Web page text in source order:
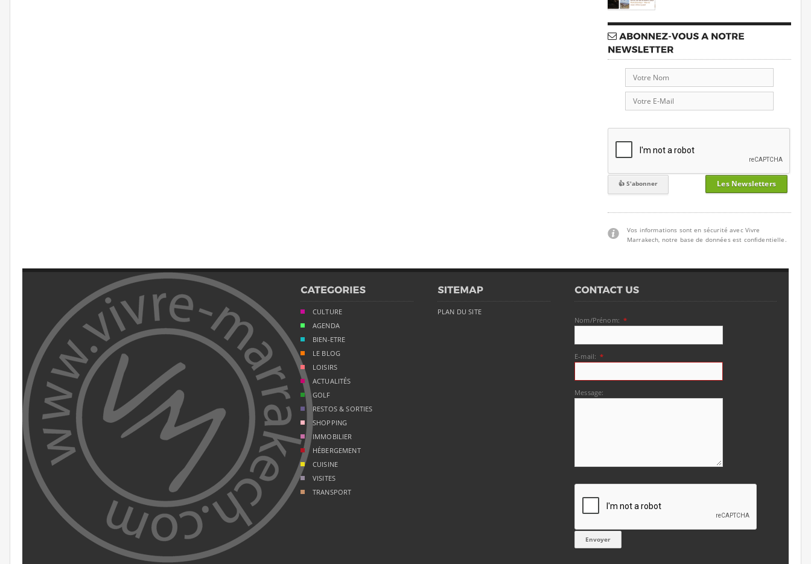
Les Newsletters
Vos informations sont en sécurité avec Vivre
Marrakech, notre base de données est confidentielle.
CULTURE
AGENDA
BIEN-ETRE
LE BLOG
LOISIRS
ACTUALITÉS
GOLF
RESTOS & SORTIES
SHOPPING
IMMOBILIER
HÉBERGEMENT
CUISINE
VISITES
TRANSPORT
PLAN DU SITE
Nom/Prénom: *
E-mail: *
Message: